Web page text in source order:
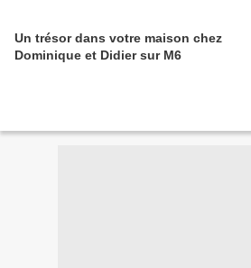
Un trésor dans votre maison chez
Dominique et Didier sur M6